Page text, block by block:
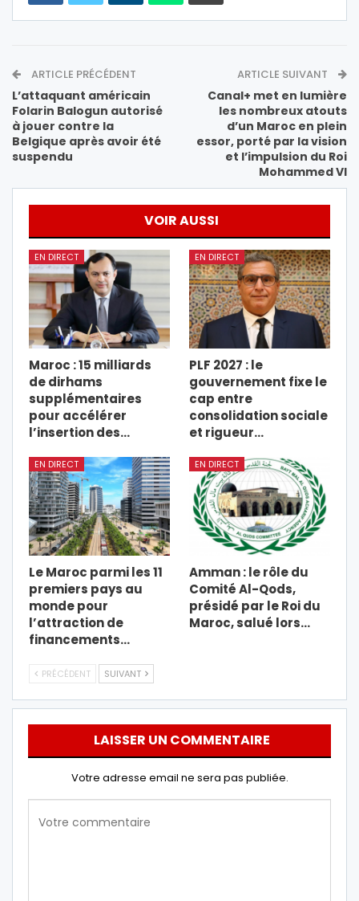
ARTICLE PRÉCÉDENT
L’attaquant américain
Folarin Balogun autorisé
à jouer contre la
Belgique après avoir été
suspendu
ARTICLE SUIVANT
Canal+ met en lumière
les nombreux atouts
d’un Maroc en plein
essor, porté par la vision
et l’impulsion du Roi
Mohammed VI
VOIR AUSSI
EN DIRECT
Maroc : 15 milliards
de dirhams
supplémentaires
pour accélérer
l’insertion des…
EN DIRECT
PLF 2027 : le
gouvernement fixe le
cap entre
consolidation sociale
et rigueur…
EN DIRECT
Le Maroc parmi les 11
premiers pays au
monde pour
l’attraction de
financements…
EN DIRECT
Amman : le rôle du
Comité Al-Qods,
présidé par le Roi du
Maroc, salué lors…
PRÉCÉDENT SUIVANT
LAISSER UN COMMENTAIRE
Votre adresse email ne sera pas publiée.